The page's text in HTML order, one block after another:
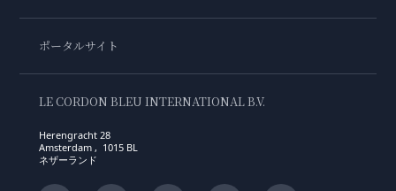
ポータルサイト
LE CORDON BLEU INTERNATIONAL B.V.
Herengracht 28
Amsterdam , 1015 BL
ネザーランド